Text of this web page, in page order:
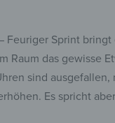
Sprint
Raum das gewisse
sind ausgefallen,
Es spricht